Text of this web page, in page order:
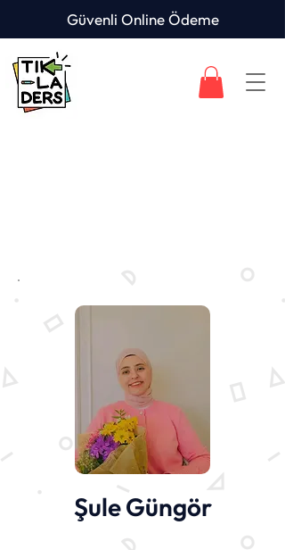
Güvenli Online Ödeme
Şule Güngör